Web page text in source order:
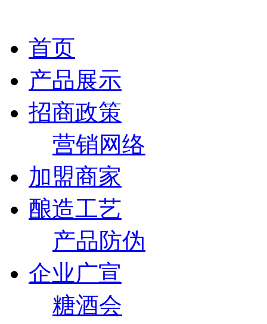
首页
产品展示
招商政策
营销网络
加盟商家
酿造工艺
产品防伪
企业广宣
糖酒会